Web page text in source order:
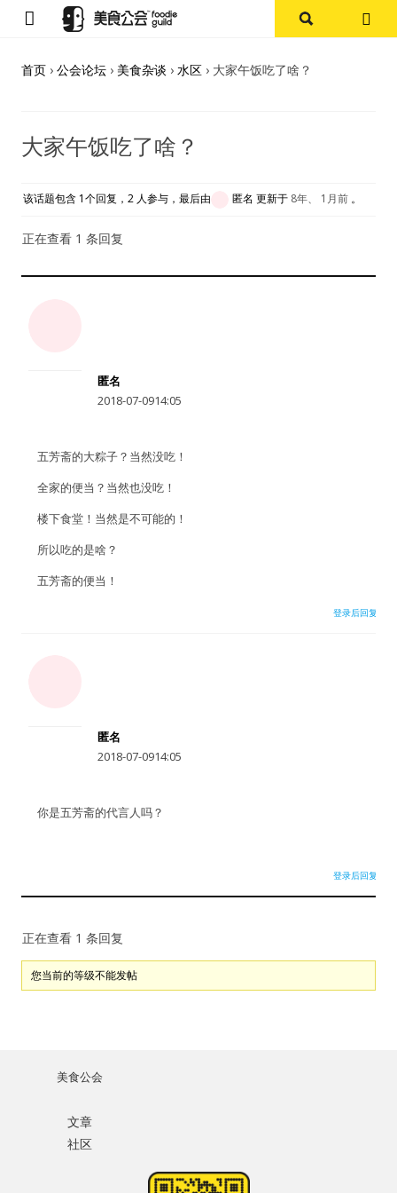
探店报告
杭州
其他
公会活动
首页 › 公会论坛 › 美食杂谈 › 水区 › 大家午饭吃了啥？
大家午饭吃了啥？
该话题包含 1个回复，2 人参与，最后由 匿名 更新于 8年、 1月前 。
正在查看 1 条回复
匿名
2018-07-0914:05
五芳斋的大粽子？当然没吃！
全家的便当？当然也没吃！
楼下食堂！当然是不可能的！
所以吃的是啥？
五芳斋的便当！
登录后回复
匿名
2018-07-0914:05
你是五芳斋的代言人吗？
登录后回复
正在查看 1 条回复
您当前的等级不能发帖
美食公会
文章
社区